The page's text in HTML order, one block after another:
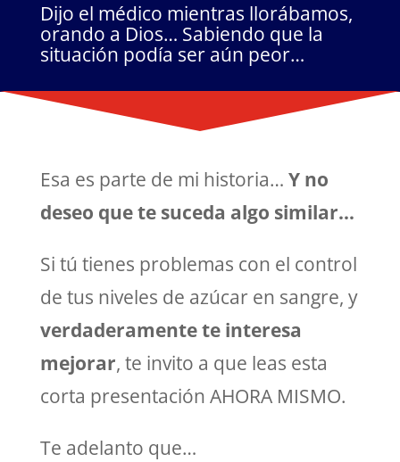
Dijo el médico mientras llorábamos,
orando a Dios… Sabiendo que la
situación podía ser aún peor…
Esa es parte de mi historia… Y no
deseo que te suceda algo similar…
Si tú tienes problemas con el control
de tus niveles de azúcar en sangre, y
verdaderamente te interesa
mejorar, te invito a que leas esta
corta presentación AHORA MISMO.
Te adelanto que…